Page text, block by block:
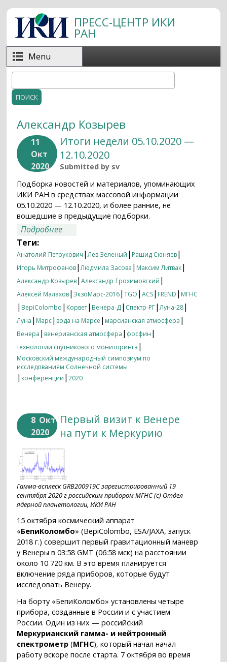
Перейти к основному содержанию
ПРЕСС-ЦЕНТР ИКИ
РАН
Menu
Форма поиска
Александр Козырев
11
Окт
2020
Итоги недели 05.10.2020 —
12.10.2020
Submitted by sv
Подборка новостей и материалов, упоминающих
ИКИ РАН в средствах массовой информации
05.10.2020 — 12.10.2020, и более ранние, не
вошедшие в предыдущие подборки.
Подробнее
Теги:
Анатолий Петрукович |Лев Зеленый | Рашид Сюняев|
Игорь Митрофанов|Людмила Засова | Максим Литвак|
Александр Козырев|Александр Трохимовский |
Алексей Малахов|ЭкзоМарс-2016|TGO |ACS| FREND | МГНС
| BepiColombo | Корвет| Венера-Д| Спектр-РГ|Луна-28|
Луна | Марс| вода на Марсе | марсианская атмосфера |
Венера | венерианская атмосфера | фосфин |
технологии спутникового мониторинга |
Московский международный симпозиум по
исследованиям Солнечной системы
| конференции |2020
8 Окт
2020
Первый визит к Венере
на пути к Меркурию
Гамма-всплеск GRB200919C зарегистрированный 19
сентября 2020 г российским прибором МГНС (c) Отдел
ядерной планетологии, ИКИ РАН
15 октября космический аппарат
«БепиКоломбо» (BepiColombo, ESA/JAXA, запуск
2018 г.) совершит первый гравитационный маневр
у Венеры в 03:58 GMT (06:58 мск) на расстоянии
около 10 720 км. В это время планируется
включение ряда приборов, которые будут
исследовать Венеру.
На борту «БепиКоломбо» установлены четыре
прибора, созданные в России и с участием
России. Один из них — российский
Меркурианский гамма- и нейтронный
спектрометр (МГНС), который начал начал
работу вскоре после старта. 7 октября во время